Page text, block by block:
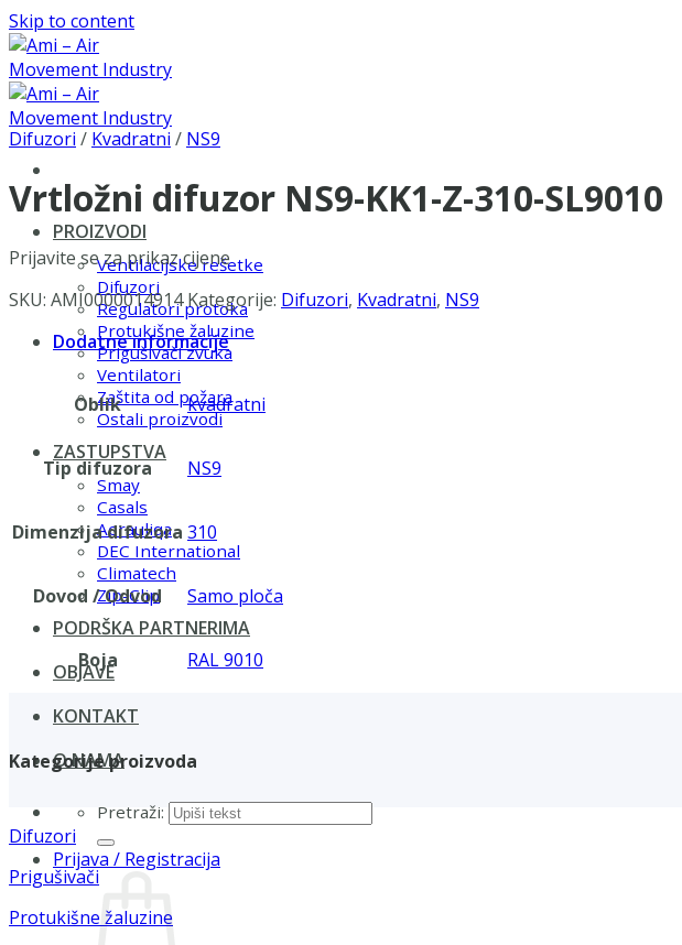
Skip to content
PROIZVODI
Ventilacijske rešetke
Difuzori
Regulatori protoka
Protukišne žaluzine
Prigušivači zvuka
Ventilatori
Zaštita od požara
Ostali proizvodi
ZASTUPSTVA
Smay
Casals
Aerauliqa
DEC International
Climatech
Zip-Clip
PODRŠKA PARTNERIMA
OBJAVE
KONTAKT
O NAMA
Pretraži:
Prijava / Registracija
Difuzori / Kvadratni / NS9
Vrtložni difuzor NS9-KK1-Z-310-SL9010
Prijavite se za prikaz cijene
SKU: AMI0000014914 Kategorije: Difuzori, Kvadratni, NS9
Dodatne informacije
Oblik kvadratni
Tip difuzora NS9
Dimenzija difuzora 310
Dovod / Odvod Samo ploča
Boja RAL 9010
Kategorije proizvoda
Difuzori
Prigušivači
Protukišne žaluzine